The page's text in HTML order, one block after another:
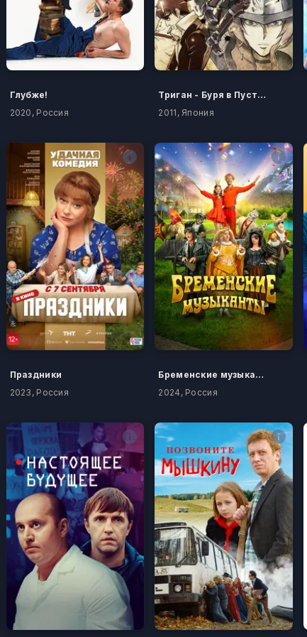
Глубже!
2020, Россия
Триган - Буря в Пустыне
2011, Япония
Праздники
2023, Россия
Бременские музыканты
2024, Россия